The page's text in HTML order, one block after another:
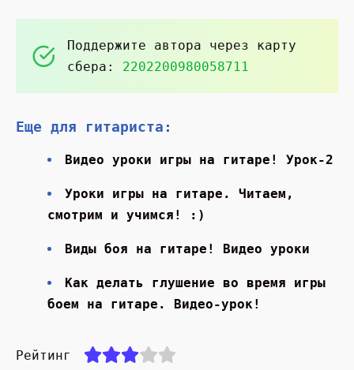
Поддержите автора через карту
сбера: 2202200980058711
Еще для гитариста:
Видео уроки игры на гитаре! Урок-2
Уроки игры на гитаре. Читаем,
смотрим и учимся! :)
Виды боя на гитаре! Видео уроки
Как делать глушение во время игры
боем на гитаре. Видео-урок!
Рейтинг